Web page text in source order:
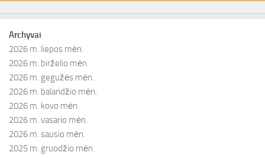
Archyvai
2026 m. liepos mėn.
2026 m. birželio mėn.
2026 m. gegužės mėn.
2026 m. balandžio mėn.
2026 m. kovo mėn.
2026 m. vasario mėn.
2026 m. sausio mėn.
2025 m. gruodžio mėn.